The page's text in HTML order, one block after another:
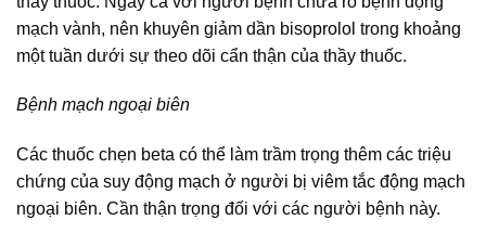
mạch vành, nên khuyên giảm dần bisoprolol trong khoảng
một tuần dưới sự theo dõi cẩn thận của thầy thuốc.
Bệnh mạch ngoại biên
Các thuốc chẹn beta có thể làm trầm trọng thêm các triệu
chứng của suy động mạch ở người bị viêm tắc động mạch
ngoại biên. Cần thận trọng đối với các người bệnh này.